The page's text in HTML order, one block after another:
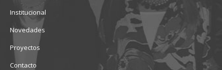
Institucional
Novedades
Proyectos
Contacto